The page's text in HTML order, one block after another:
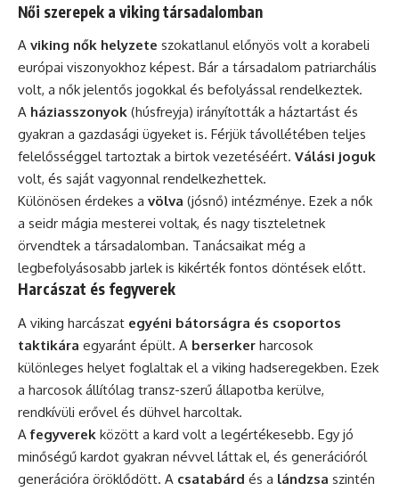
Női szerepek a viking társadalomban
A viking nők helyzete szokatlanul előnyös volt a korabeli
európai viszonyokhoz képest. Bár a társadalom patriarchális
volt, a nők jelentős jogokkal és befolyással rendelkeztek.
A háziasszonyok (húsfreyja) irányították a háztartást és
gyakran a gazdasági ügyeket is. Férjük távollétében teljes
felelősséggel tartoztak a birtok vezetéséért. Válási joguk
volt, és saját vagyonnal rendelkezhettek.
Különösen érdekes a völva (jósnő) intézménye. Ezek a nők
a seidr mágia mesterei voltak, és nagy tiszteletnek
örvendtek a társadalomban. Tanácsaikat még a
legbefolyásosabb jarlek is kikérték fontos döntések előtt.
Harcászat és fegyverek
A viking harcászat egyéni bátorságra és csoportos
taktikára egyaránt épült. A berserker harcosok
különleges helyet foglaltak el a viking hadseregekben. Ezek
a harcosok állítólag transz-szerű állapotba kerülve,
rendkívüli erővel és dühvel harcoltak.
Afegyverek között a kard volt a legértékesebb. Egy jó
minőségű kardot gyakran névvel láttak el, és generációról
generációra öröklődött. A csatabárd és a lándzsa szintén